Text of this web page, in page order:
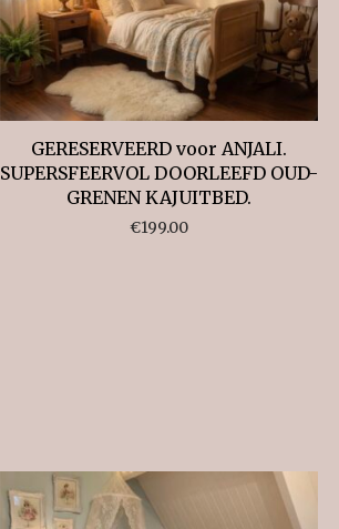
GERESERVEERD voor ANJALI.
SUPERSFEERVOL DOORLEEFD OUD-
GRENEN KAJUITBED.
€199.00